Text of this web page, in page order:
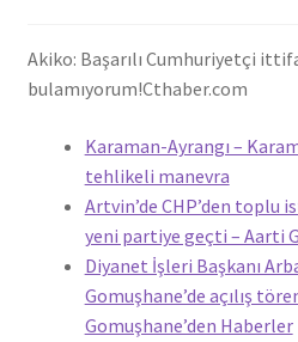
Akiko: Başarılı Cumhuriyetçi
bulamıyorum!Cthaber.com
Karaman-Ayrangı –
tehlikeli manevra
Artvin’de CHP’den toplu
yeni partiye geçti – Aarti
Diyanet İşleri Başkanı
Gomuşhane’de açılış
Gomuşhane’den Haberler